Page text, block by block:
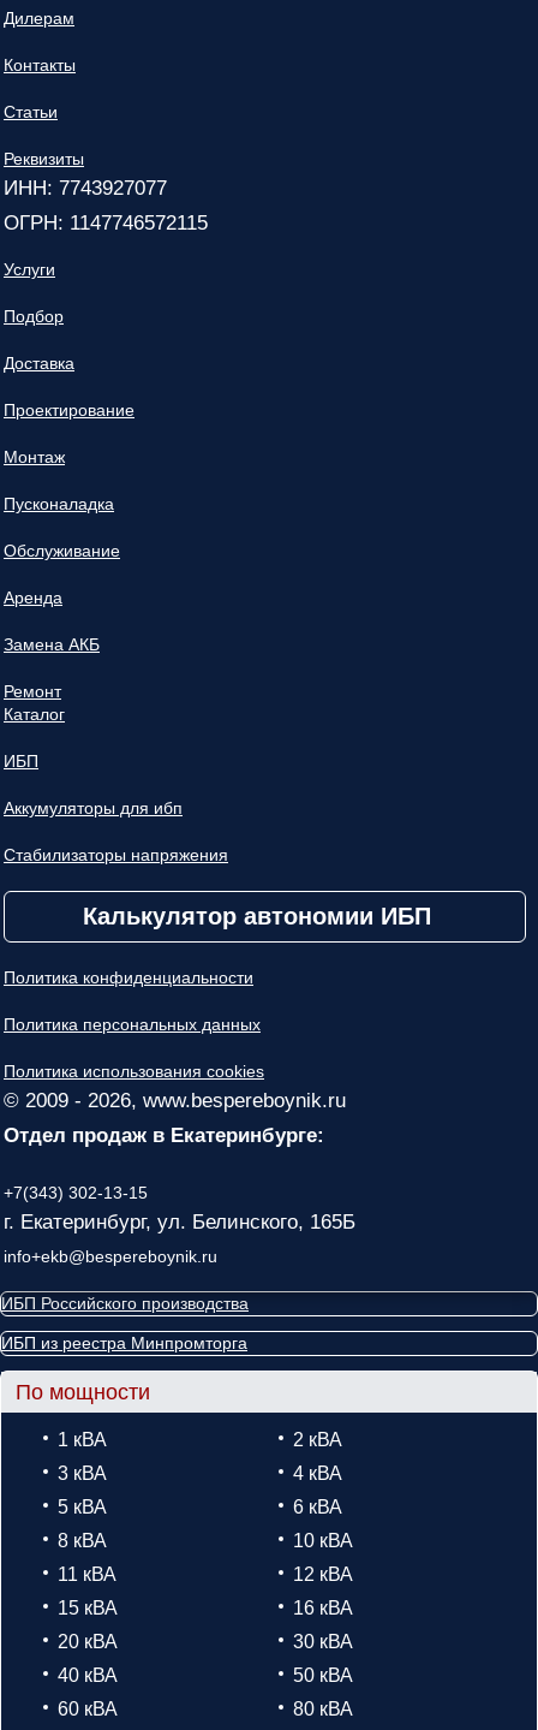
Дилерам
Контакты
Статьи
Реквизиты
ИНН: 7743927077
ОГРН: 1147746572115
Услуги
Подбор
Доставка
Проектирование
Монтаж
Пусконаладка
Обслуживание
Аренда
Замена АКБ
Ремонт
Каталог
ИБП
Аккумуляторы для ибп
Стабилизаторы напряжения
Калькулятор автономии ИБП
Политика конфиденциальности
Политика персональных данных
Политика использования cookies
© 2009 - 2026, www.bespereboynik.ru
Отдел продаж в Екатеринбурге:
+7(343) 302-13-15
г. Екатеринбург, ул. Белинского, 165Б
info+ekb@bespereboynik.ru
ИБП Российского производства
ИБП из реестра Минпромторга
По мощности
1 кВА
2 кВА
3 кВА
4 кВА
5 кВА
6 кВА
8 кВА
10 кВА
11 кВА
12 кВА
15 кВА
16 кВА
20 кВА
30 кВА
40 кВА
50 кВА
60 кВА
80 кВА